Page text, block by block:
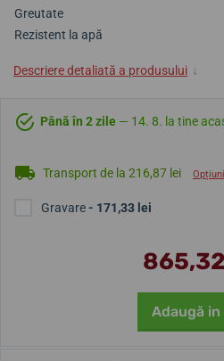
Greutate
Rezistent la apă
Descriere detaliată a produsului ↓
Până în 2 zile — 14. 8. la tine
Transport de la 216,87 lei
Gravare- 171,33 lei
Adaugă in